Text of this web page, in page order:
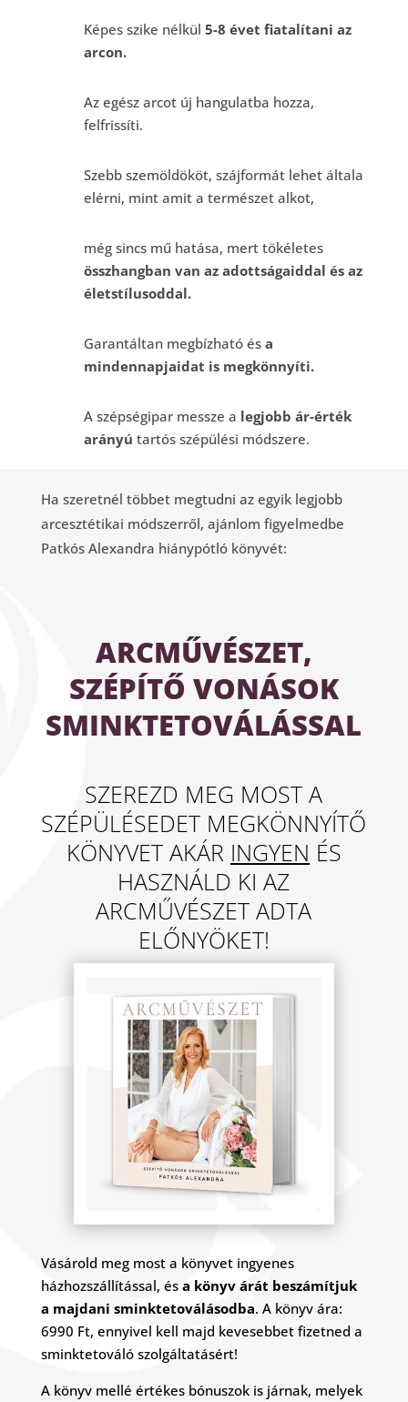
Képes szike nélkül 5-8 évet fiatalítani az
arcon.
Az egész arcot új hangulatba hozza,
felfrissíti.
Szebb szemöldököt, szájformát lehet általa
elérni, mint amit a természet alkot,
még sincs mű hatása, mert tökéletes
összhangban van az adottságaiddal és az
életstílusoddal.
Garantáltan megbízható és a
mindennapjaidat is megkönnyíti.
A szépségipar messze a legjobb ár-érték
arányú tartós szépülési módszere.
Ha szeretnél többet megtudni az egyik legjobb
arcesztétikai módszerről, ajánlom figyelmedbe
Patkós Alexandra hiánypótló könyvét:
ARCMŰVÉSZET,
SZÉPÍTŐ VONÁSOK
SMINKTETOVÁLÁSSAL
SZEREZD MEG MOST A
SZÉPÜLÉSEDET MEGKÖNNYÍTŐ
KÖNYVET AKÁR INGYEN ÉS
HASZNÁLD KI AZ
ARCMŰVÉSZET ADTA
ELŐNYÖKET!
Vásárold meg most a könyvet ingyenes
házhozszállítással, és a könyv árát beszámítjuk
a majdani sminktetoválásodba. A könyv ára:
6990 Ft, ennyivel kell majd kevesebbet fizetned a
sminktetováló szolgáltatásért!
A könyv mellé értékes bónuszok is járnak, melyek